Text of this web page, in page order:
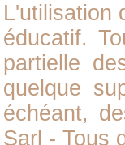
L'utilisation
éducatif.
partielle
quelque
échéant,
Sarl - Tous